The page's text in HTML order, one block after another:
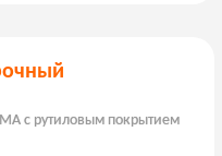
с рутиловым покрытием